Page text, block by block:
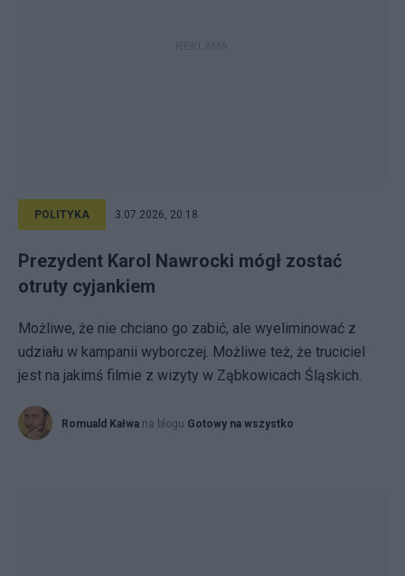
POLITYKA 3.07.2026, 20:18
Prezydent Karol Nawrocki mógł zostać
otruty cyjankiem
Możliwe, że nie chciano go zabić, ale wyeliminować z
udziału w kampanii wyborczej. Możliwe też, że truciciel
jest na jakimś filmie z wizyty w Ząbkowicach Śląskich.
Romuald Kałwa na blogu Gotowy na wszystko